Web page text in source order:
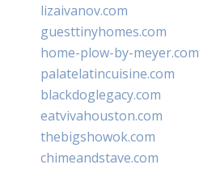
lizaivanov.com
guesttinyhomes.com
home-plow-by-meyer.com
palatelatincuisine.com
blackdoglegacy.com
eatvivahouston.com
thebigshowok.com
chimeandstave.com